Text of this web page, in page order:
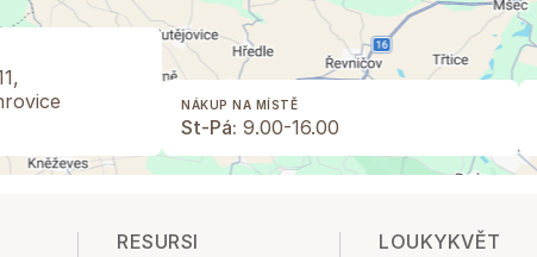
NÁKUP NA MÍSTĚ
St-Pá: 9.00-16.00
RESURSI
LOUKYKVĚT